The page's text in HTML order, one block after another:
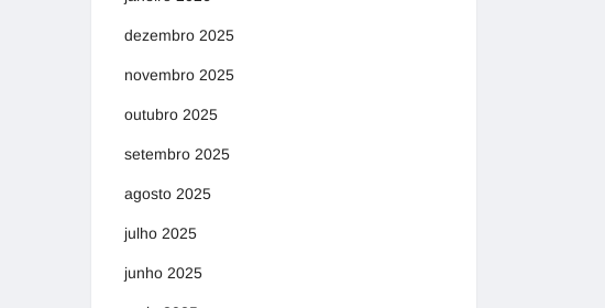
dezembro 2025
novembro 2025
outubro 2025
setembro 2025
agosto 2025
julho 2025
junho 2025